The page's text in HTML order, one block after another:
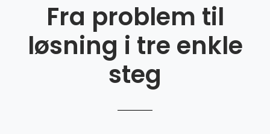
Fra problem til
løsning i tre enkle
steg